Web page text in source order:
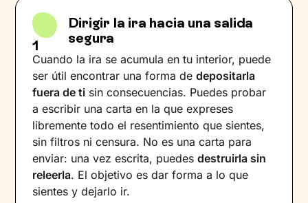
1
Dirigir la ira hacia una salida
segura
Cuando la ira se acumula en tu interior, puede
ser útil encontrar una forma dedepositarla
fuera de ti sin consecuencias. Puedes probar
a escribir una carta en la que expreses
libremente todo el resentimiento que sientes,
sin filtros ni censura. No es una carta para
enviar: una vez escrita, puedesdestruirla sin
releerla. El objetivo es dar forma a lo que
sientes y dejarlo ir.